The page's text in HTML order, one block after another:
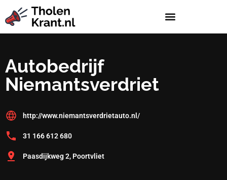
Autobedrijf
Niemantsverdriet
http://www.niemantsverdrietauto.nl/
31 166 612 680
Paasdijkweg 2, Poortvliet